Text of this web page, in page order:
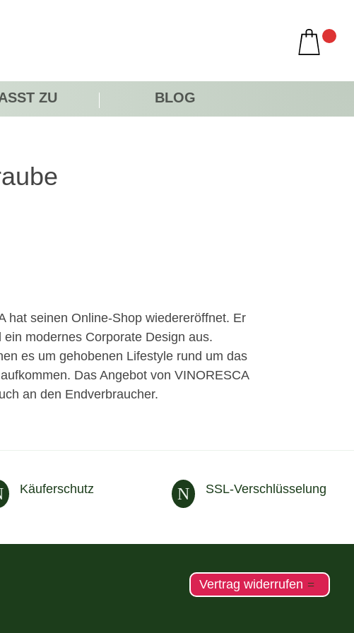
ZU BLOG
hat seinen Online-Shop wiedereröffnet. Er
modernes Corporate Design aus.
es um gehobenen Lifestyle rund um das
Das Angebot von VINORESCA
an den Endverbraucher.
Käuferschutz N SSL-Verschlüsselung
Vertrag widerrufen